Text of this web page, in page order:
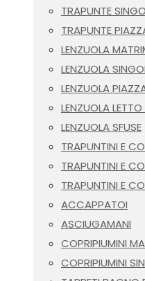
TRAPUNTE
TRAPUNTE
LENZUOLA
LENZUOLA
LENZUOLA
LENZUOLA
LENZUOLA SFUSE
TRAPUNTINI E
TRAPUNTINI E
TRAPUNTINI E
ACCAPPATOI
ASCIUGAMANI
COPRIPIUMINI
COPRIPIUMINI